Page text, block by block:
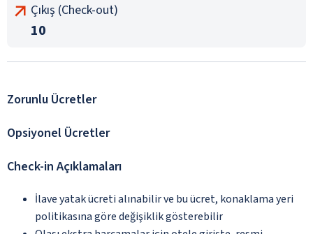
Çıkış (Check-out)
10
Zorunlu Ücretler
Opsiyonel Ücretler
Check-in Açıklamaları
İlave yatak ücreti alınabilir ve bu ücret, konaklama yeri
politikasına göre değişiklik gösterebilir